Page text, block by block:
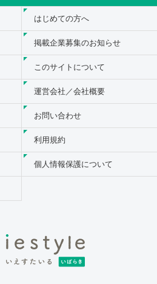
はじめての方へ
掲載企業募集のお知らせ
このサイトについて
運営会社／会社概要
お問い合わせ
利用規約
個人情報保護について